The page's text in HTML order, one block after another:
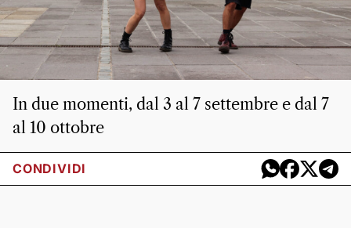
In due momenti, dal 3 al 7 settembre e dal 7
al 10 ottobre
CONDIVIDI